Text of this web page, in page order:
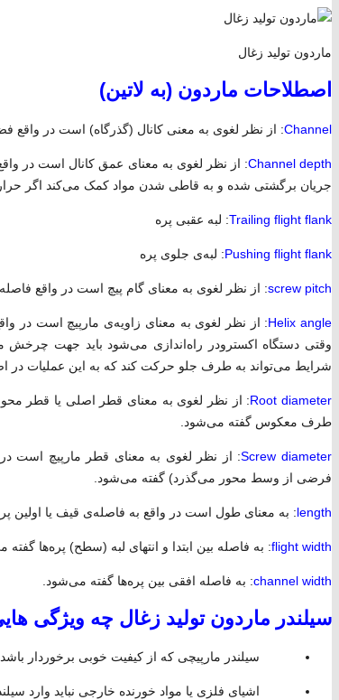
ماردون تولید زغال
اصطلاحات ماردون (به لاتین)
Channel: از نظر لغوی به معنی کانال (گذرگاه) است در واقع
Channel depth: از نظر لغوی به معنای عمق کانال است در
جریان برگشتی شده و به قاطی شدن مواد کمک می‌کند اگر
Trailing flight flank: لبه عقبی پره
Pushing flight flank: لبه‌ی جلوی پره
screw pitch: از نظر لغوی به معنای گام پیچ است در واقع
Helix angle: از نظر لغوی به معنای زاویه‌ی مارپیچ است در
وقتی دستگاه اکسترودر راه‌اندازی می‌شود باید جهت
شرایط می‌تواند به طرف جلو حرکت کند که به این عملیات در
Root diameter: از نظر لغوی به معنای قطر اصلی یا قطر محور
طرف معکوس گفته می‌شود.
Screw diameter: از نظر لغوی به معنای قطر مارپیچ است
فرضی از وسط محور می‌گذرد) گفته می‌شود.
length: به معنای طول است در واقع به فاصله‌ی قیف یا اولین
flight width: به فاصله بین ابتدا و انتهای لبه (سطح) پره‌ها گفته
channel width: به فاصله افقی بین پره‌ها گفته می‌شود.
سیلندر ماردون تولید زغال چه ویژگی
سیلندر مارپیچی که از کیفیت خوبی برخوردار
اشیای فلزی یا مواد خورنده خارجی نباید وارد